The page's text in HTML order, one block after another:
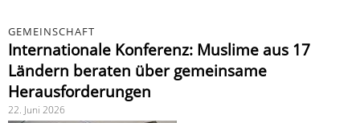
GEMEINSCHAFT
Internationale Konferenz: Muslime aus 17
Ländern beraten über gemeinsame
Herausforderungen
22. Juni 2026